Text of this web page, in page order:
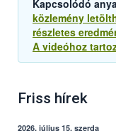
Kapcsolódó
közlemény
részletes
A videóhoz
Friss hírek
2026. július 15, szerda